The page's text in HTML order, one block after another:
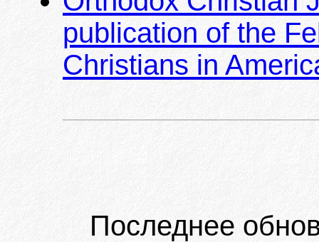
publication of the
Christians in
Последнее